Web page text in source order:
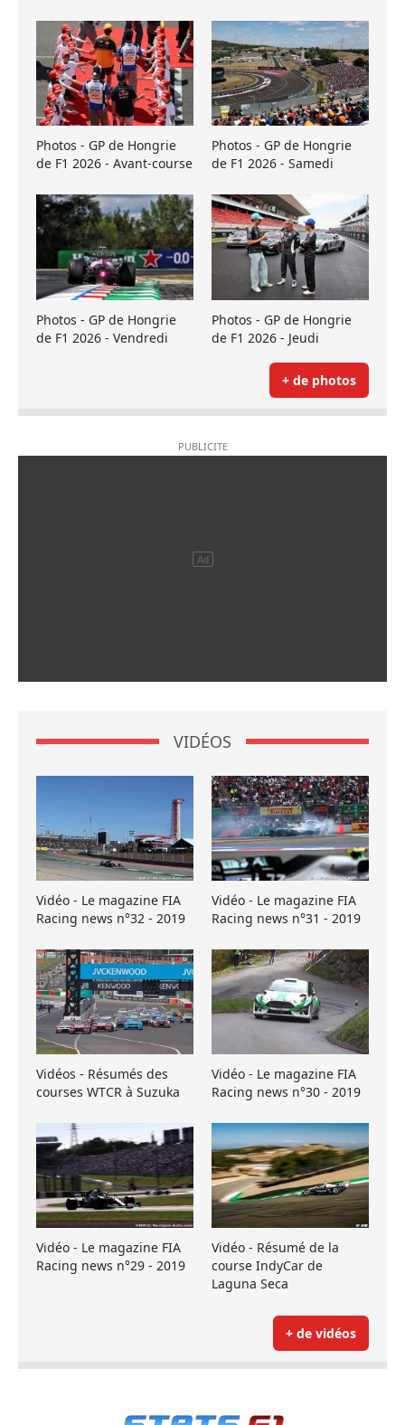
Photos - GP de Hongrie
de F1 2026 - Avant-course
Photos - GP de Hongrie
de F1 2026 - Samedi
Photos - GP de Hongrie
de F1 2026 - Vendredi
Photos - GP de Hongrie
de F1 2026 - Jeudi
+ de photos
VIDÉOS
Vidéo - Le magazine FIA
Racing news n°32 - 2019
Vidéo - Le magazine FIA
Racing news n°31 - 2019
Vidéos - Résumés des
courses WTCR à Suzuka
Vidéo - Le magazine FIA
Racing news n°30 - 2019
Vidéo - Le magazine FIA
Racing news n°29 - 2019
Vidéo - Résumé de la
course IndyCar de
Laguna Seca
+ de vidéos